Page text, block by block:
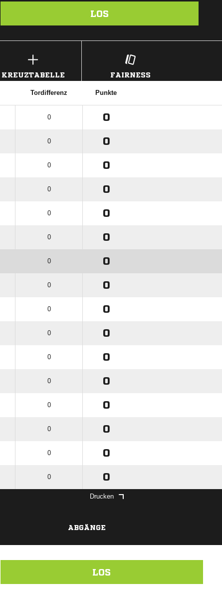
LOS
KREUZTABELLE FAIRNESS
Tordifferenz Punkte
0 0
0 0
0 0
0 0
0 0
0 0
0 0
0 0
0 0
0 0
0 0
0 0
0 0
0 0
0 0
0 0
Drucken
ABGÄNGE
LOS